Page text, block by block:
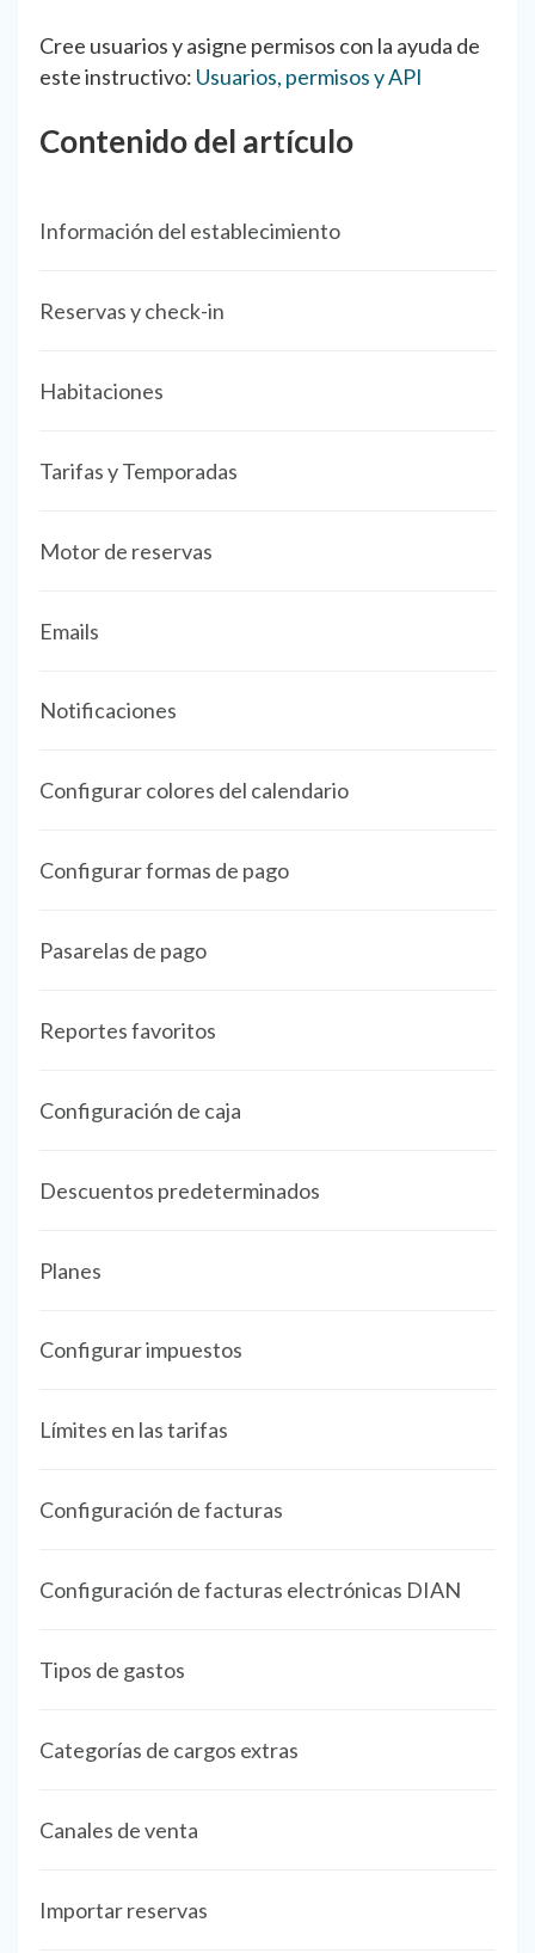
Cree usuarios y asigne permisos con la ayuda de
este instructivo: Usuarios, permisos y API
Contenido del artículo
Información del establecimiento
Reservas y check-in
Habitaciones
Tarifas y Temporadas
Motor de reservas
Emails
Notificaciones
Configurar colores del calendario
Configurar formas de pago
Pasarelas de pago
Reportes favoritos
Configuración de caja
Descuentos predeterminados
Planes
Configurar impuestos
Límites en las tarifas
Configuración de facturas
Configuración de facturas electrónicas DIAN
Tipos de gastos
Categorías de cargos extras
Canales de venta
Importar reservas